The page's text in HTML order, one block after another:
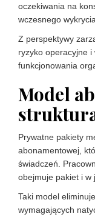
oczekiwania na
wczesnego
Z perspektywy
ryzyko operacyjne
funkcjonowania
Model
Prywatne pakiety
abonamentowej,
świadczeń.
obejmuje pakiet i w
Taki model
wymagających